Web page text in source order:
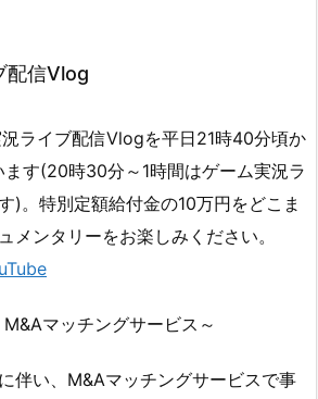
配信Vlog
ライブ配信Vlogを平日21時40分頃か
ます(20時30分～1時間はゲーム実況ラ
)。特別定額給付金の10万円をどこま
メンタリーをお楽しみください。
M&Aマッチングサービス～
伴い、M&Aマッチングサービスで事